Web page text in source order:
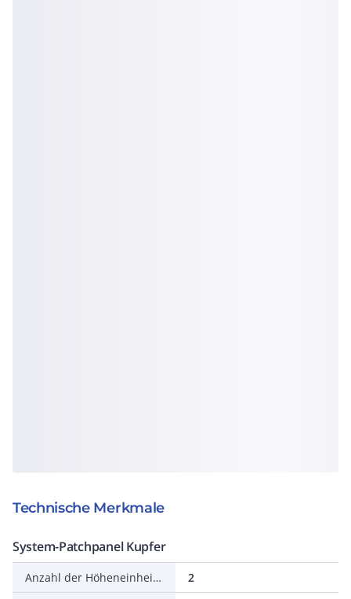
Technische Merkmale
System-Patchpanel Kupfer
Anzahl der Höheneinheiten (HE)
2